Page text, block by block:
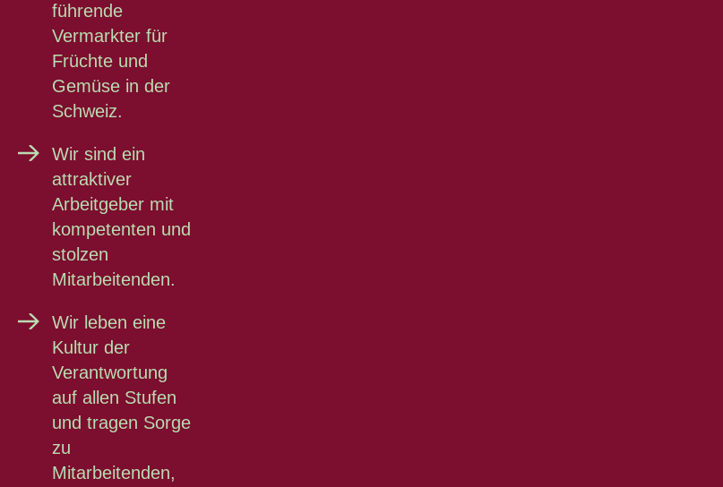
führende
Vermarkter für
Früchte und
Gemüse in der
Schweiz.
Wir sind ein
attraktiver
Arbeitgeber mit
kompetenten und
stolzen
Mitarbeitenden.
Wir leben eine
Kultur der
Verantwortung
auf allen Stufen
und tragen Sorge
zu
Mitarbeitenden,